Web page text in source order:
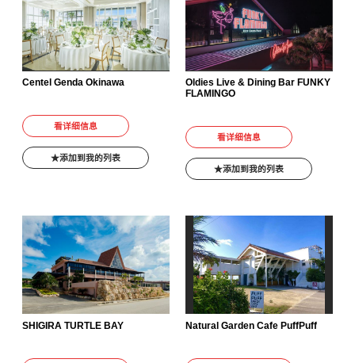
Centel Genda Okinawa
看详细信息
添加到我的列表
Oldies Live & Dining Bar FUNKY
FLAMINGO
看详细信息
添加到我的列表
SHIGIRA TURTLE BAY Natural Garden Cafe PuffPuff